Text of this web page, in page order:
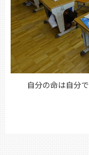
自分の命は自分